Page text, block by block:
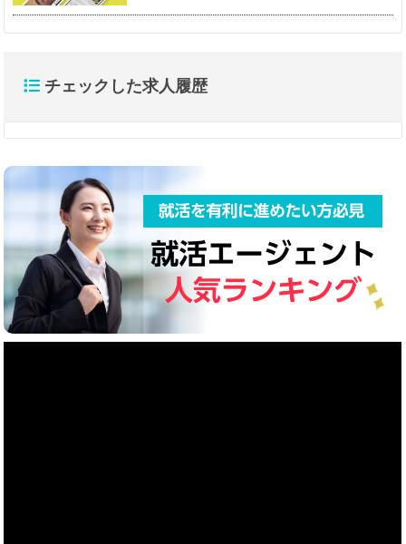
チェックした求人履歴